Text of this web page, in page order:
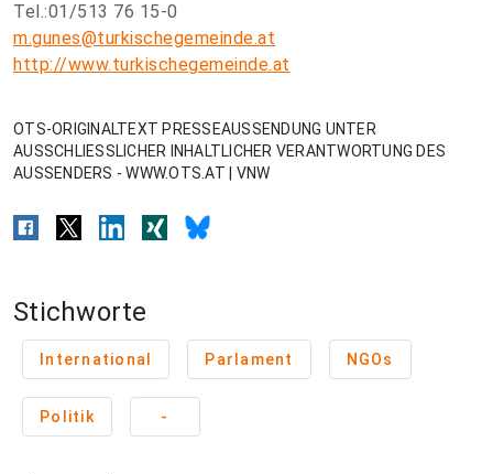
Tel.:01/513 76 15-0
m.gunes@turkischegemeinde.at
http://www.turkischegemeinde.at
OTS-ORIGINALTEXT PRESSEAUSSENDUNG UNTER
AUSSCHLIESSLICHER INHALTLICHER VERANTWORTUNG DES
AUSSENDERS - WWW.OTS.AT | VNW
Stichworte
International Parlament NGOs
Politik -